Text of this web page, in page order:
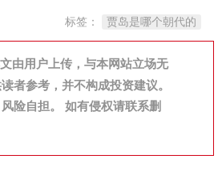
标签： 贾岛是哪个朝代的
由用户上传，与本网站立场无
者参考，并不构成投资建议。
险自担。 如有侵权请联系删